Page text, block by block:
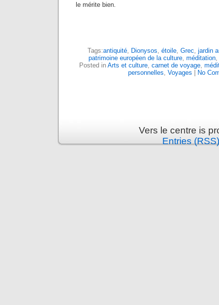
le mérite bien.
Tags:antiquité, Dionysos étoile, Grec jardin
patrimoine européen de la culture, méditation,
Posted in Arts et culture carnet de voyage
personnelles Voyages | No
Vers le centre is
Entries (RSS)